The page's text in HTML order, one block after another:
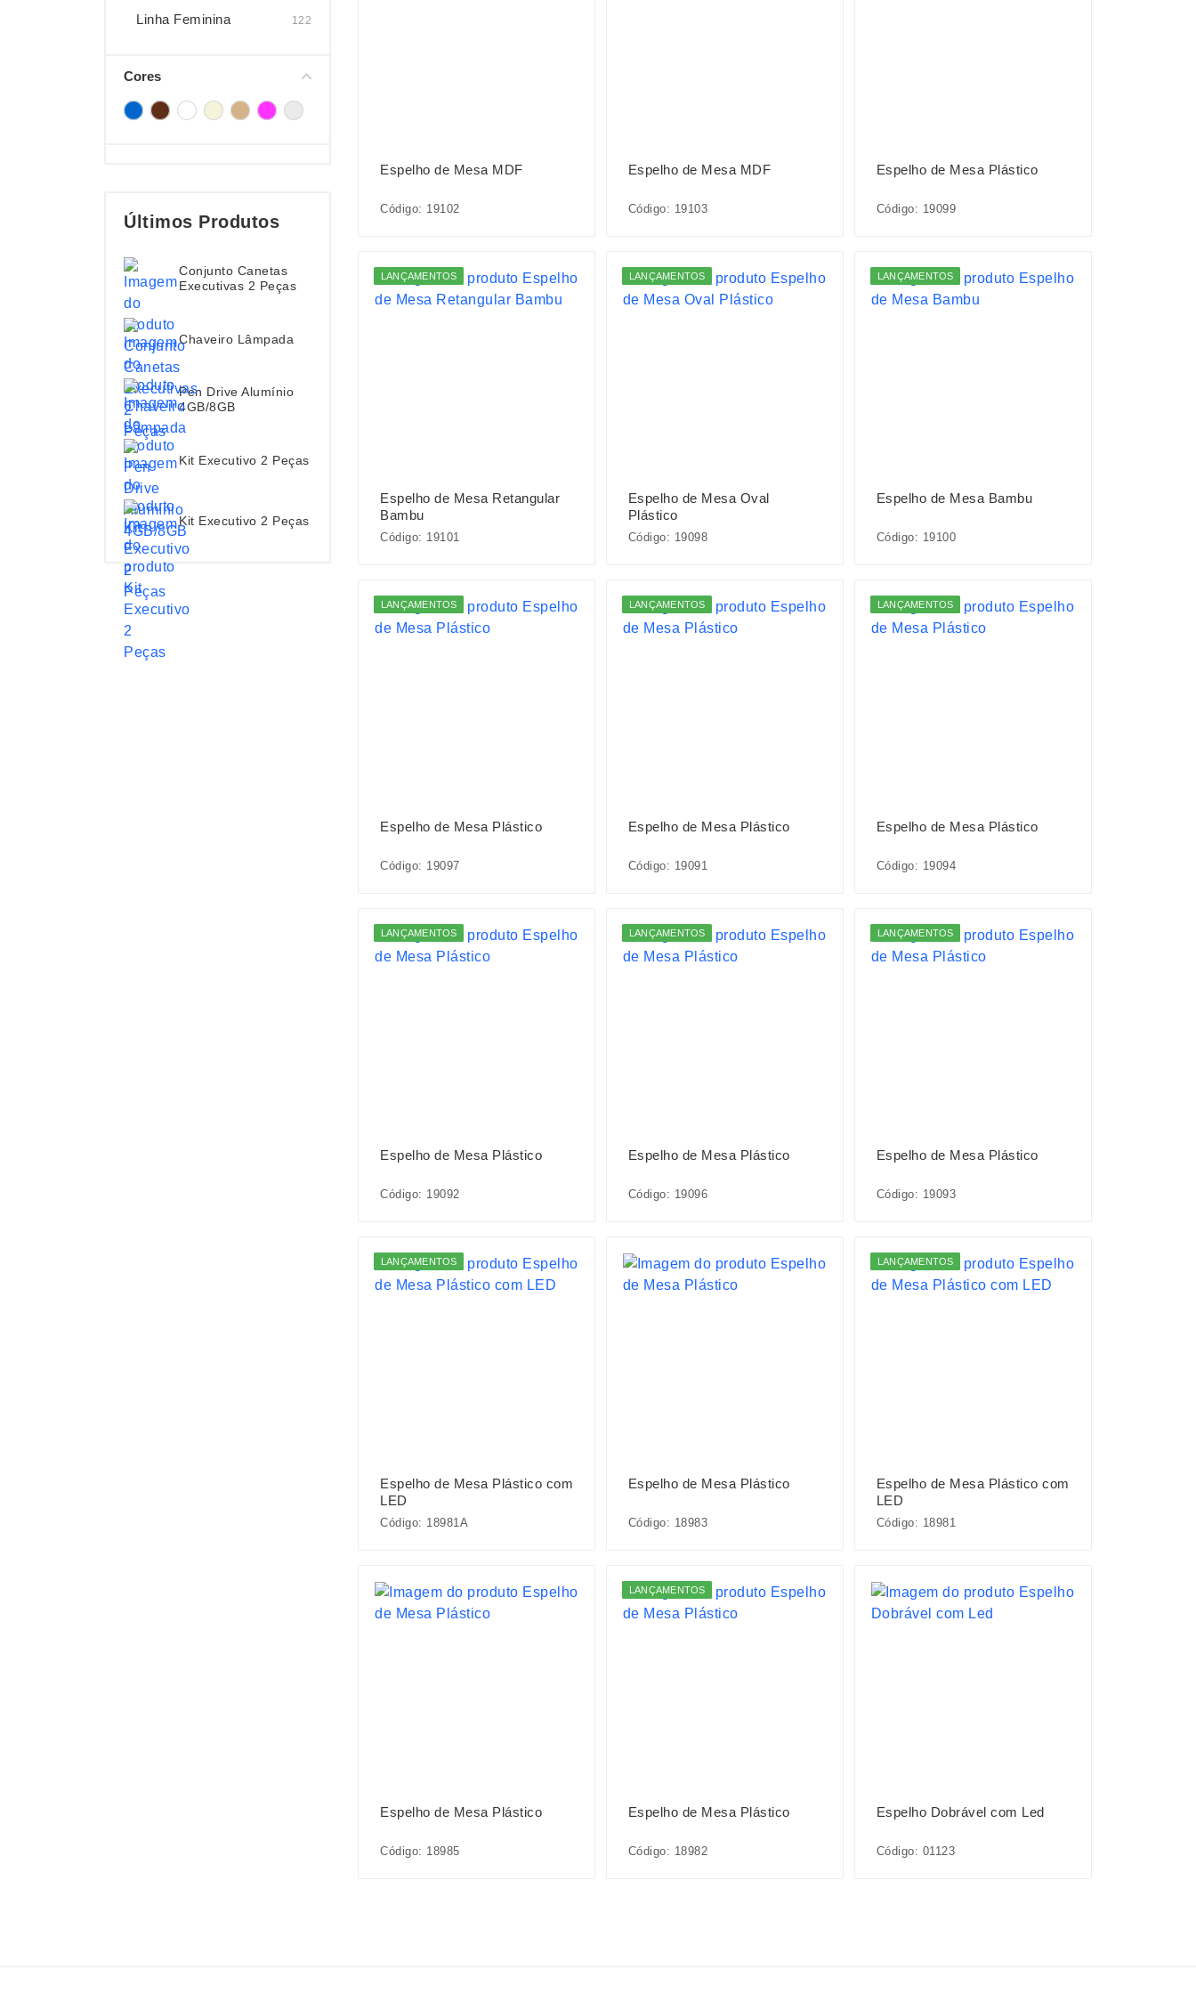
Linha Feminina 122
Cores
Últimos Produtos
Conjunto Canetas
Executivas 2 Peças
Chaveiro Lâmpada
Pen Drive Alumínio
4GB/8GB
Kit Executivo 2 Peças
Kit Executivo 2 Peças
Espelho de Mesa MDF
Código: 19102
Espelho de Mesa MDF
Código: 19103
Espelho de Mesa Plástico
Código: 19099
LANÇAMENTOS
Espelho de Mesa Retangular
Bambu
Código: 19101
LANÇAMENTOS
Espelho de Mesa Oval
Plástico
Código: 19098
LANÇAMENTOS
Espelho de Mesa Bambu
Código: 19100
LANÇAMENTOS
Espelho de Mesa Plástico
Código: 19097
LANÇAMENTOS
Espelho de Mesa Plástico
Código: 19091
LANÇAMENTOS
Espelho de Mesa Plástico
Código: 19094
LANÇAMENTOS
Espelho de Mesa Plástico
Código: 19092
LANÇAMENTOS
Espelho de Mesa Plástico
Código: 19096
LANÇAMENTOS
Espelho de Mesa Plástico
Código: 19093
LANÇAMENTOS
Espelho de Mesa Plástico com
LED
Código: 18981A
Espelho de Mesa Plástico
Código: 18983
LANÇAMENTOS
Espelho de Mesa Plástico com
LED
Código: 18981
Espelho de Mesa Plástico
Código: 18985
LANÇAMENTOS
Espelho de Mesa Plástico
Código: 18982
Espelho Dobrável com Led
Código: 01123